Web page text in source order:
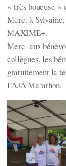
« très boueuse »
Merci à
MAXIME+.
Merci aux
collègues, les
gratuitement la
l’AJA Marathon.